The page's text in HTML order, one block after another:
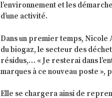
l’environnement et les
d’une activité.
Dans un premier temps,
du biogaz, le secteur des
résidus,… « Je resterai dans
marques à ce nouveau poste »,
Elle se chargera ainsi de